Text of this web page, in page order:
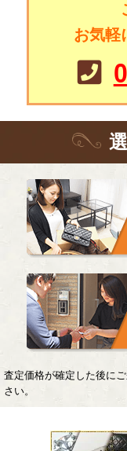
お気軽
選
査定価格が確定した後に
さい。